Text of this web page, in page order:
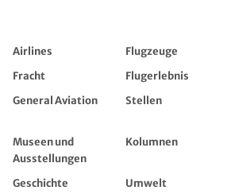
Airlines Flugzeuge
Fracht
Flugerlebnis
General Aviation
Stellen
Museen und
Ausstellungen
Kolumnen
Geschichte Umwelt